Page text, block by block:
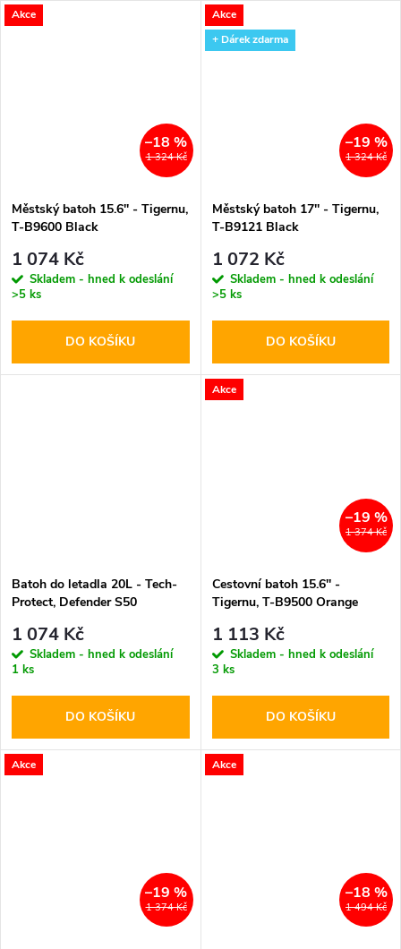
Akce
1 324 Kč
–18 %
Městský batoh 15.6'' - Tigernu,
T-B9600 Black
1 074 Kč
Skladem - hned k odeslání
>5 ks
DO KOŠÍKU
Akce
+ Dárek zdarma
1 324 Kč
–19 %
Městský batoh 17'' - Tigernu,
T-B9121 Black
1 072 Kč
Skladem - hned k odeslání
>5 ks
DO KOŠÍKU
Batoh do letadla 20L - Tech-
Protect, Defender S50
WIZZAIR) Olive
1 074 Kč
Skladem - hned k odeslání
1 ks
DO KOŠÍKU
Akce
1 374 Kč
–19 %
Cestovní batoh 15.6'' -
Tigernu, T-B9500 Orange
1 113 Kč
Skladem - hned k odeslání
3 ks
DO KOŠÍKU
Akce
1 374 Kč
–19 %
Akce
1 494 Kč
–18 %